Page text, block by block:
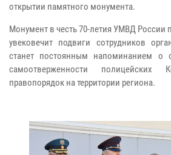
открытии памятного монумента.
Монумент в честь 70-летия УМВД России
увековечит подвиги сотрудников
станет постоянным напоминанием о
самоотверженности полицейских
правопорядок на территории региона.